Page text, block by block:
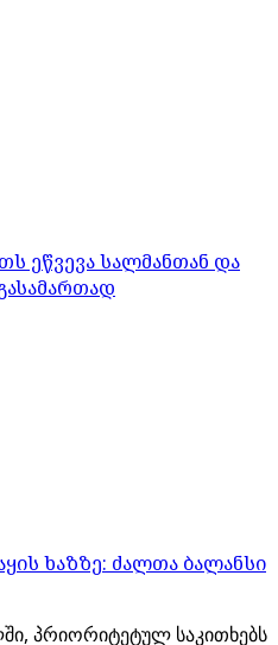
ეწვევა სალმანთან და
ხაზზე: ძალთა ბალანსი
პრიორიტეტულ საკითხებს